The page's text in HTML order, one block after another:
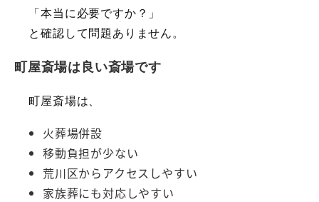
「本当に必要ですか？」
と確認して問題ありません。
町屋斎場は良い斎場です
町屋斎場は、
火葬場併設
移動負担が少ない
荒川区からアクセスしやすい
家族葬にも対応しやすい